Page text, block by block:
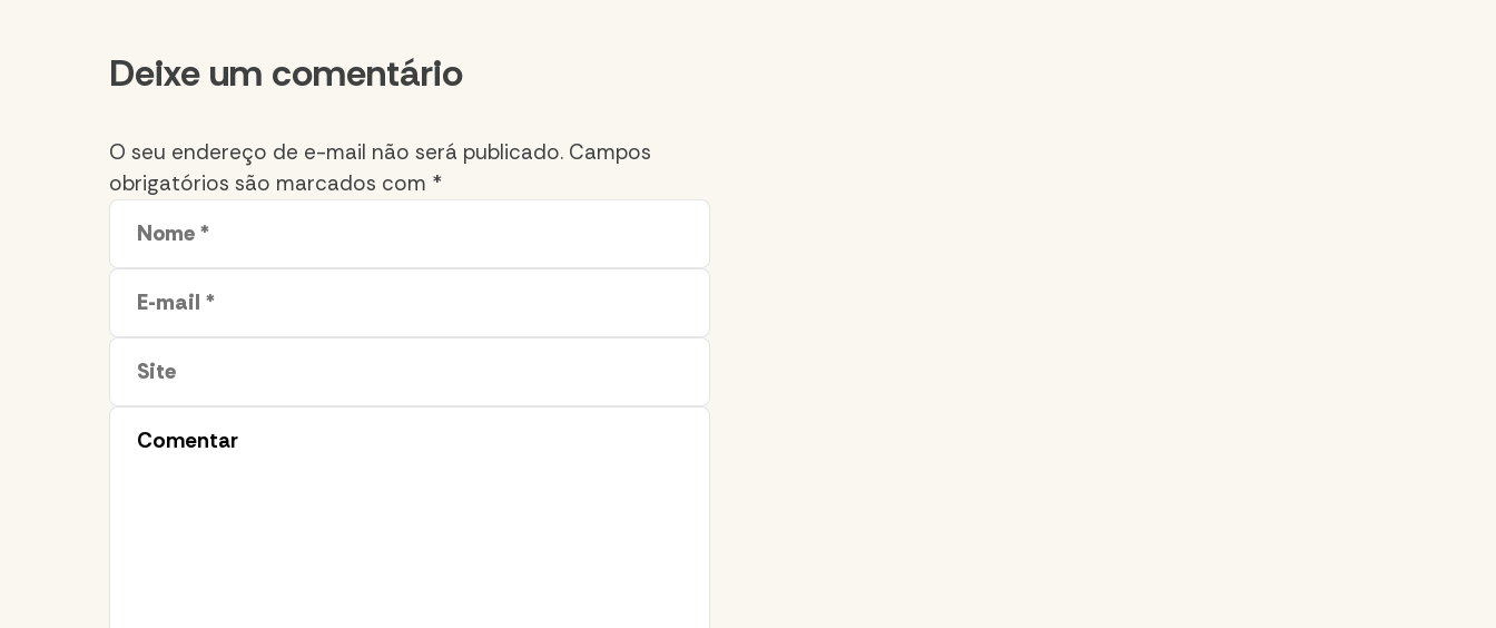
Comment
section
Deixe um comentário
O seu endereço de e-mail não será publicado. Campos
obrigatórios são marcados com *